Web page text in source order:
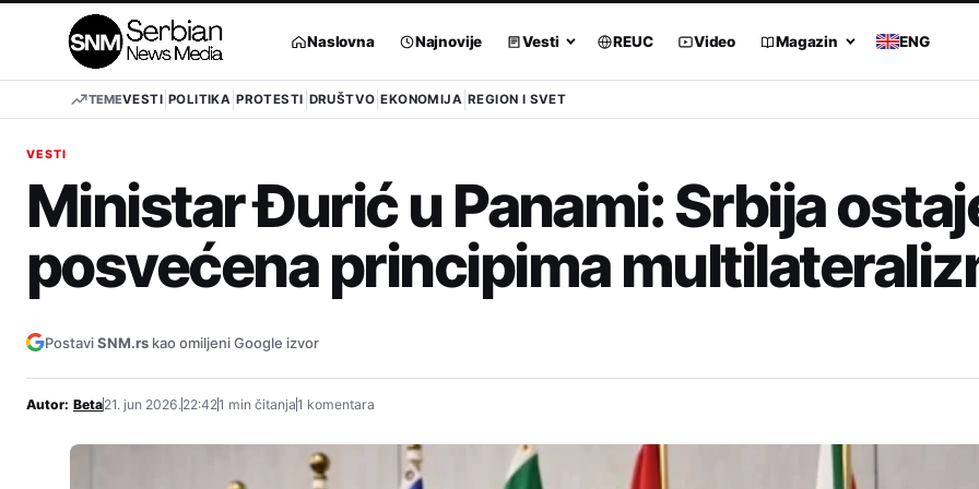
Naslovna Najnovije Vesti REUC Video Magazin ENG
TEMEVESTI POLITIKA PROTESTI DRUŠTVO EKONOMIJA REGION I SVET
VESTI
Ministar Đurić u Panami: Srbija
posvećena principima
PostaviSNM.rs kao omiljeni Google izvor
Autor: Beta21. jun 2026.22:421 min čitanja1 komentara